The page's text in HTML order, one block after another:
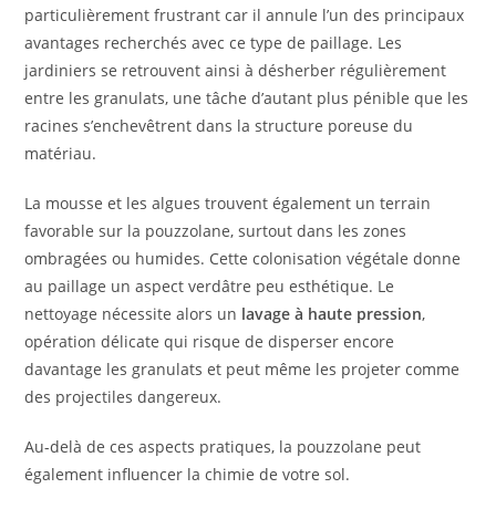
particulièrement frustrant car il annule l’un des principaux
avantages recherchés avec ce type de paillage. Les
jardiniers se retrouvent ainsi à désherber régulièrement
entre les granulats, une tâche d’autant plus pénible que les
racines s’enchevêtrent dans la structure poreuse du
matériau.
La mousse et les algues trouvent également un terrain
favorable sur la pouzzolane, surtout dans les zones
ombragées ou humides. Cette colonisation végétale donne
au paillage un aspect verdâtre peu esthétique. Le
nettoyage nécessite alors un lavage à haute pression,
opération délicate qui risque de disperser encore
davantage les granulats et peut même les projeter comme
des projectiles dangereux.
Au-delà de ces aspects pratiques, la pouzzolane peut
également influencer la chimie de votre sol.